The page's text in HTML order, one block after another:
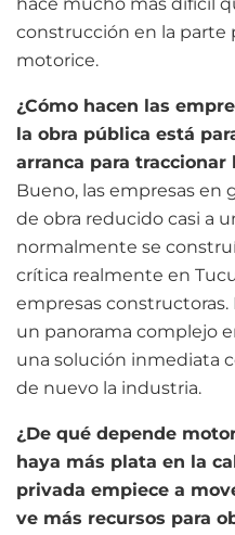
construcción en la parte
motorice.
¿Cómo hacen las
la obra pública está
arranca para traccionar
Bueno, las empresas en
de obra reducido casi a
normalmente se
crítica realmente en
empresas
un panorama complejo
una solución inmediata
de nuevo la industria.
¿De qué depende
haya más plata en la
privada empiece a
ve más recursos para